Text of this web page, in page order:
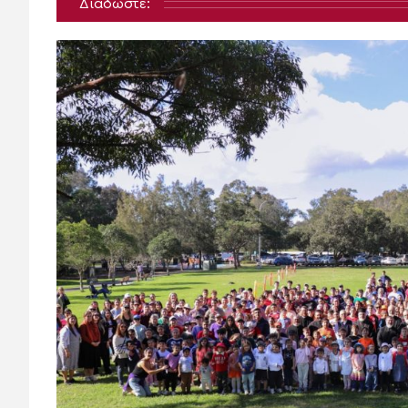
Διαδώστε: